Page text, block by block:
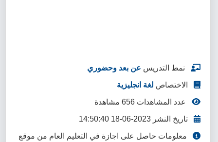
نمط التدريس عن بعد وحضوري
الاختصاص لغة انجليزية
عدد المشاهدات 656 مشاهدة
تاريخ النشر 2023-06-18 14:50:40
معلومات حاصل على اجازة في التعليم العام من موقع